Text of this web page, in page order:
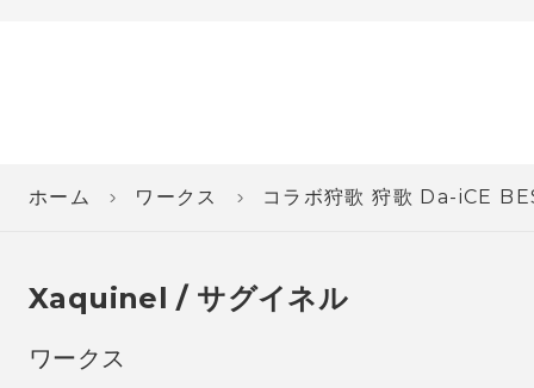
ホーム ワークス コラボ狩歌 狩歌 Da-iCE
Xaquinel / サグイネル
ワークス